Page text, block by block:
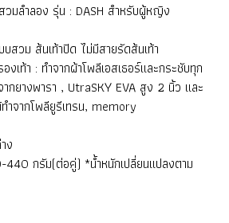
มลำลอง รุ่น : DASH สำหรับผู้หญิง
สวม ส้นเท้าปิด ไม่มีสายรัดส้นเท้า
เท้า : ทำจากผ้าโพลีเอสเธอร์และกระชับทุก
กยางพารา , UtraSKY EVA สูง 2 นิ้ว และ
ำจากโพลียูรีเทรน, memory
ง
กรัม(ต่อคู่) *น้ำหนักเปลี่ยนแปลงตาม